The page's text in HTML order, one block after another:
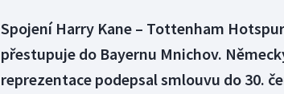
Spojení Harry Kane – Tottenham
přestupuje do Bayernu Mnichov.
reprezentace podepsal smlouvu do 30.